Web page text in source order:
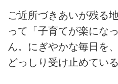
ご近所づきあいが残る
って「子育てが楽にな
ん。にぎやかな毎日を
どっしり受け止めてい